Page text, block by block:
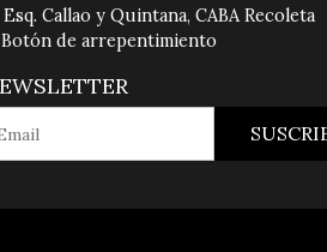
Esq. Callao y Quintana, CABA Recoleta
Botón de arrepentimiento